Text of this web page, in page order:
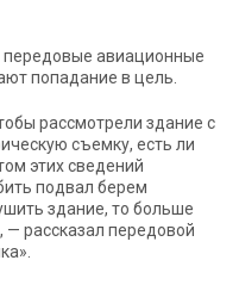
передовые авиационные
попадание в цель.
рассмотрели здание с
съемку, есть ли
этих сведений
подвал берем
здание, то больше
рассказал передовой